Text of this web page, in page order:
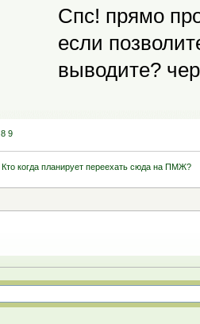
Спс! прямо
если
выводите?
8 9
Кто когда планирует переехать сюда на ПМЖ?